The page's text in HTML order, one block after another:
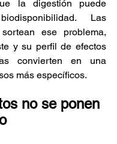
la digestión puede
Las
ese problema,
y su perfil de efectos
convierten en una
más específicos.
no se ponen